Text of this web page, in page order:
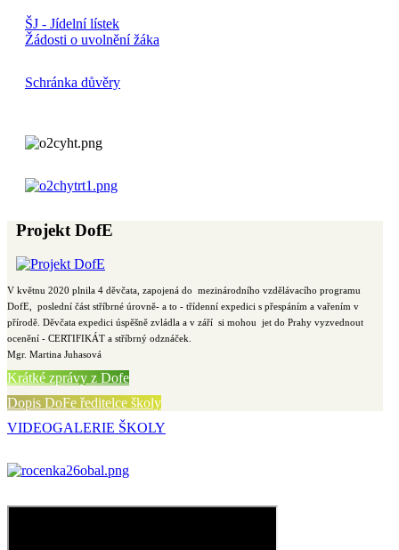
ŠJ - Jídelní lístek
Žádosti o uvolnění žáka
Schránka důvěry
Projekt DofE
V květnu 2020 plnila 4 děvčata, zapojená do mezinárodního vzdělávacího programu
DofE, poslední část stříbrné úrovně- a to - třídenní expedici s přespáním a vařením v
přírodě. Děvčata expedici úspěšně zvládla a v září si mohou jet do Prahy vyzvednout
ocenění - CERTIFIKÁT a stříbrný odznáček.
Mgr. Martina Juhasová
Krátké zprávy z Dofe
Dopis DoFe ředitelce školy
VIDEOGALERIE ŠKOLY